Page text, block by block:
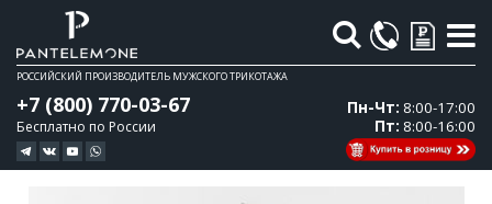
Поиск
РОССИЙСКИЙ ПРОИЗВОДИТЕЛЬ МУЖСКОГО ТРИКОТАЖА
+7 (800) 770-03-67
Бесплатно по России
Пн-Чт: 8:00-17:00
Пт: 8:00-16:00